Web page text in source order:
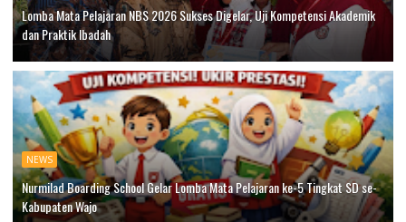
Lomba Mata Pelajaran NBS 2026 Sukses Digelar, Uji Kompetensi Akademik
dan Praktik Ibadah
NEWS
Nurmilad Boarding School Gelar Lomba Mata Pelajaran ke-5 Tingkat SD se-
Kabupaten Wajo